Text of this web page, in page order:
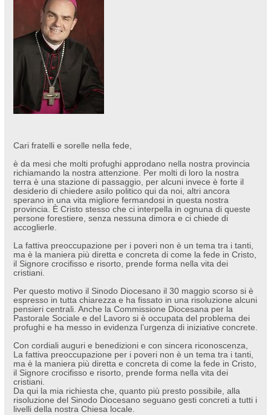
Cari fratelli e sorelle nella fede,
è da mesi che molti profughi approdano nella nostra provincia
richiamando la nostra attenzione. Per molti di loro la nostra
terra è una stazione di passaggio, per alcuni invece è forte il
desiderio di chiedere asilo politico qui da noi, altri ancora
sperano in una vita migliore fermandosi in questa nostra
provincia. È Cristo stesso che ci interpella in ognuna di queste
persone forestiere, senza nessuna dimora e ci chiede di
accoglierle.
La fattiva preoccupazione per i poveri non è un tema tra i tanti,
ma è la maniera più diretta e concreta di come la fede in Cristo,
il Signore crocifisso e risorto, prende forma nella vita dei
cristiani.
Per questo motivo il Sinodo Diocesano il 30 maggio scorso si è
espresso in tutta chiarezza e ha fissato in una risoluzione alcuni
pensieri centrali. Anche la Commissione Diocesana per la
Pastorale Sociale e del Lavoro si è occupata del problema dei
profughi e ha messo in evidenza l’urgenza di iniziative concrete.
Con cordiali auguri e benedizioni e con sincera riconoscenza,
La fattiva preoccupazione per i poveri non è un tema tra i tanti,
ma è la maniera più diretta e concreta di come la fede in Cristo,
il Signore crocifisso e risorto, prende forma nella vita dei
cristiani.
Da qui la mia richiesta che, quanto più presto possibile, alla
risoluzione del Sinodo Diocesano seguano gesti concreti a tutti i
livelli della nostra Chiesa locale.